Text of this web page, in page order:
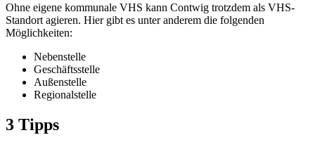
Ohne eigene kommunale VHS kann Contwig trotzdem als VHS-
Standort agieren. Hier gibt es unter anderem die folgenden
Möglichkeiten:
Nebenstelle
Geschäftsstelle
Außenstelle
Regionalstelle
3 Tipps